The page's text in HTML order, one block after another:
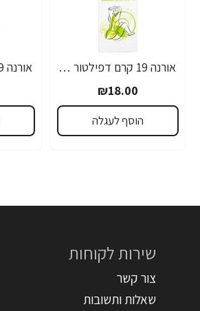
אורנה 19 קרם דפילטור לעור רגיש 80 גרם
₪18.00
הוסף לעגלה
שירות לקוחות
צור קשר
שאלות ותשובות